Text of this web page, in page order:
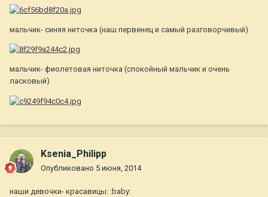
мальчик- синяя ниточка (наш первенец и самый разговорчивый)
мальчик- фиолетовая ниточка (спокойный мальчик и очень
ласковый)
Ksenia_Philipp
Опубликовано 5 июня, 2014
наши девочки- красавицы: :baby: